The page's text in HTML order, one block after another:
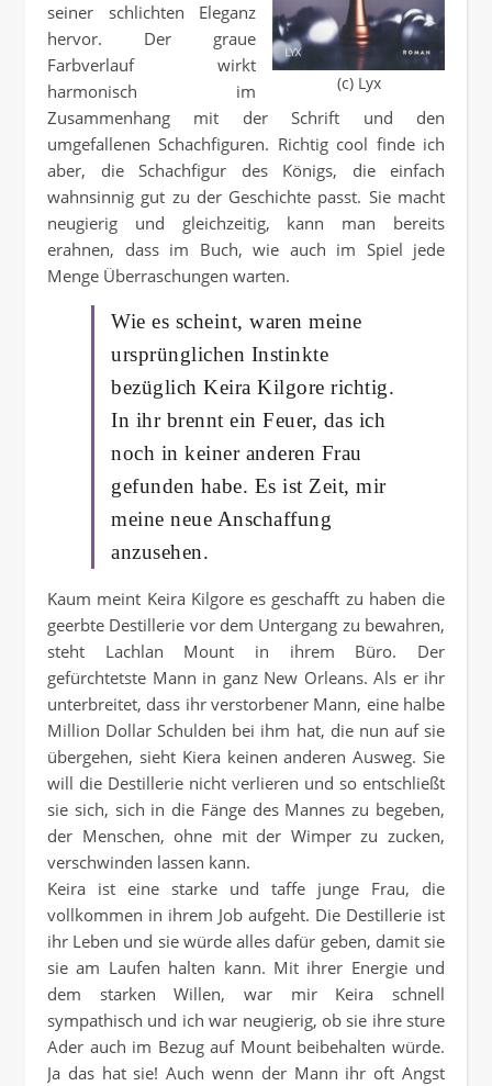
(c) Lyx
seiner schlichten Eleganz
hervor. Der graue
Farbverlauf wirkt
harmonisch im
Zusammenhang mit der Schrift und den
umgefallenen Schachfiguren. Richtig cool finde ich
aber, die Schachfigur des Königs, die einfach
wahnsinnig gut zu der Geschichte passt. Sie macht
neugierig und gleichzeitig, kann man bereits
erahnen, dass im Buch, wie auch im Spiel jede
Menge Überraschungen warten.
Wie es scheint, waren meine
ursprünglichen Instinkte
bezüglich Keira Kilgore richtig.
In ihr brennt ein Feuer, das ich
noch in keiner anderen Frau
gefunden habe. Es ist Zeit, mir
meine neue Anschaffung
anzusehen.
Kaum meint Keira Kilgore es geschafft zu haben die
geerbte Destillerie vor dem Untergang zu bewahren,
steht Lachlan Mount in ihrem Büro. Der
gefürchtetste Mann in ganz New Orleans. Als er ihr
unterbreitet, dass ihr verstorbener Mann, eine halbe
Million Dollar Schulden bei ihm hat, die nun auf sie
übergehen, sieht Kiera keinen anderen Ausweg. Sie
will die Destillerie nicht verlieren und so entschließt
sie sich, sich in die Fänge des Mannes zu begeben,
der Menschen, ohne mit der Wimper zu zucken,
verschwinden lassen kann.
Keira ist eine starke und taffe junge Frau, die
vollkommen in ihrem Job aufgeht. Die Destillerie ist
ihr Leben und sie würde alles dafür geben, damit sie
sie am Laufen halten kann. Mit ihrer Energie und
dem starken Willen, war mir Keira schnell
sympathisch und ich war neugierig, ob sie ihre sture
Ader auch im Bezug auf Mount beibehalten würde.
Ja das hat sie! Auch wenn der Mann ihr oft Angst